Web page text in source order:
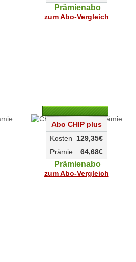
Prämienabo
zum Abo-Vergleich
Abo CHIP plus
129,35€
Kosten
64,68€
Prämie
Prämienabo
zum Abo-Vergleich